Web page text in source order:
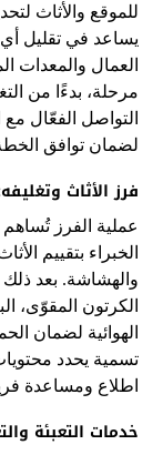
للموقع والأثاث
يساعد في تقليل
العمال
مرحلة، بدءًا من
التواصل الفعّال
لضمان توافق
فرز الأثاث
عملية الفرز
الخبراء بتقييم
والهشاشة. بعد ذلك
الكرتون المقوّى،
الهوائية لضمان
تسمية يحدد
اطلاع ومساعدة
خدمات التعبئة